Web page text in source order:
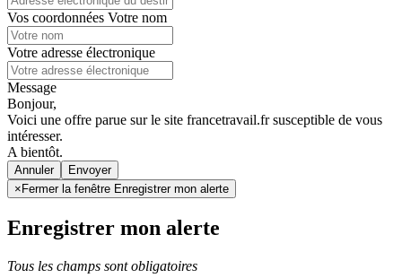
Vos coordonnées Votre nom
Votre adresse électronique
Message
Bonjour,
Voici une offre parue sur le site francetravail.fr susceptible de vous
intéresser.
A bientôt.
Annuler
× Fermer la fenêtre Enregistrer mon alerte
Enregistrer mon alerte
Tous les champs sont obligatoires